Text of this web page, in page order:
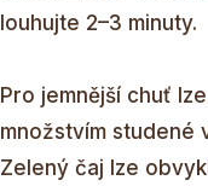
louhujte 2–3 minuty.
Pro jemnější chuť
množstvím studené
Zelený čaj lze